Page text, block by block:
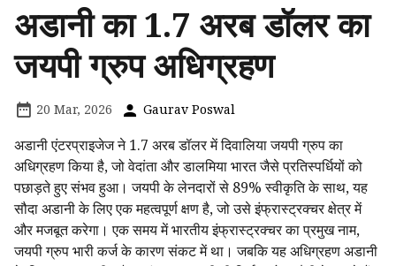
अडानी का 1.7 अरब डॉलर का
जयपी ग्रुप अधिग्रहण
20 Mar, 2026 Gaurav Poswal
अडानी एंटरप्राइजेज ने 1.7 अरब डॉलर में दिवालिया जयपी ग्रुप का
अधिग्रहण किया है, जो वेदांता और डालमिया भारत जैसे प्रतिस्पर्धियों को
पछाड़ते हुए संभव हुआ। जयपी के लेनदारों से 89% स्वीकृति के साथ, यह
सौदा अडानी के लिए एक महत्वपूर्ण क्षण है, जो उसे इंफ्रास्ट्रक्चर क्षेत्र में
और मजबूत करेगा। एक समय में भारतीय इंफ्रास्ट्रक्चर का प्रमुख नाम,
जयपी ग्रुप भारी कर्ज के कारण संकट में था। जबकि यह अधिग्रहण अडानी